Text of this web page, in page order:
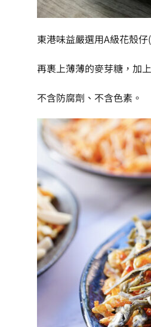
東港味益嚴選用A級花殼
再裹上薄薄的麥芽糖，加
不含防腐劑、不含色素。